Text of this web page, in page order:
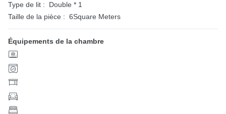
Type de lit :
Double * 1
Taille de la pièce : 6Square Meters
Équipements de la chambre